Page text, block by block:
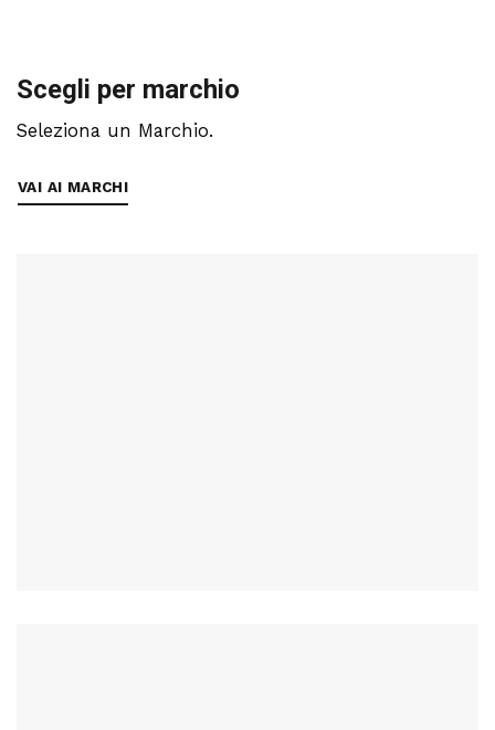
Scegli per marchio
Seleziona un Marchio.
VAI AI MARCHI